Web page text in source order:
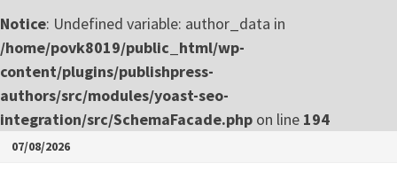
Notice: Undefined variable: author_data in
/home/povk8019/public_html/wp-
content/plugins/publishpress-
authors/src/modules/yoast-seo-
integration/src/SchemaFacade.php on line 194
Passer
07/08/2026